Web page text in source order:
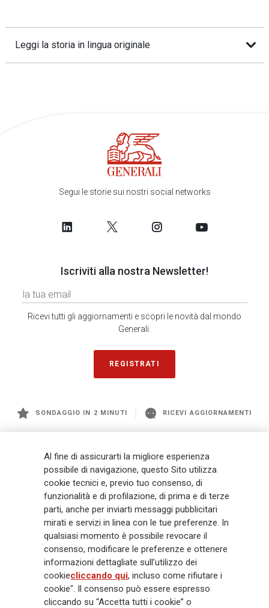
Leggi la storia in lingua originale
Segui le storie sui nostri social networks
Iscriviti alla nostra Newsletter!
Ricevi tutti gli aggiornamenti e scopri le novità dal mondo
Generali.
REGISTRATI
SONDAGGIO IN 2 MINUTI RICEVI AGGIORNAMENTI
management a livello globale, con premi complessivi pari a € 98,1
miliardi e € 900 miliardi di AUM nel 2025. Fondato nel 1831, con oltre 88
mila dipendenti e 163 mila agenti che servono 75 milioni di clienti, il
Gruppo ha una posizione di leadership in Europa e una presenza
crescente in Asia e America. Al centro della strategia di Generali c'è il suo
impegno Lifetime Partner verso i clienti, realizzato attraverso soluzioni
innovative e personalizzate, un'esperienza cliente di prima classe e le sue
capacità di distribuzione globale digitalizzata. Il Gruppo ha
completamente integrato la sostenibilità in tutte le scelte strategiche, con
l'obiettivo di creare valore per tutti gli stakeholder mentre costruisce una
società più equa e resiliente.
Al fine di assicurarti la migliore esperienza
possibile di navigazione, questo Sito utilizza
cookie tecnici e, previo tuo consenso, di
funzionalità e di profilazione, di prima e di terze
parti, anche per inviarti messaggi pubblicitari
mirati e servizi in linea con le tue preferenze. In
qualsiasi momento è possibile revocare il
consenso, modificare le preferenze e ottenere
informazioni dettagliate sull’utilizzo dei
cookiecliccando qui, incluso come rifiutare i
cookie". Il consenso può essere espresso
cliccando su “Accetta tutti i cookie” o